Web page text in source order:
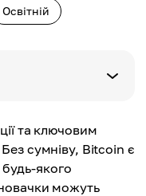
Освітній
та ключовим
сумніву, Bitcoin є
якого
можуть